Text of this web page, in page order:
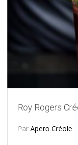
Roy Rogers
Par Apero Créole